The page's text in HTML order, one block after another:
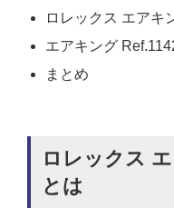
ロレックス エアキ
エアキング
まとめ
ロレックス
とは